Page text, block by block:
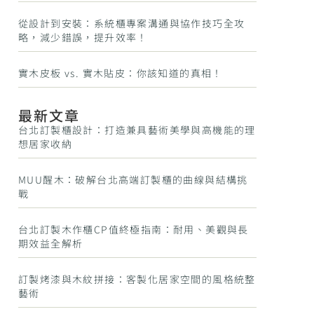
從設計到安裝：系統櫃專案溝通與協作技巧全攻
略，減少錯誤，提升效率！
實木皮板 vs. 實木貼皮：你該知道的真相！
最新文章
台北訂製櫃設計：打造兼具藝術美學與高機能的理
想居家收納
MUU醒木：破解台北高端訂製櫃的曲線與結構挑
戰
台北訂製木作櫃CP值終極指南：耐用、美觀與長
期效益全解析
訂製烤漆與木紋拼接：客製化居家空間的風格統整
藝術